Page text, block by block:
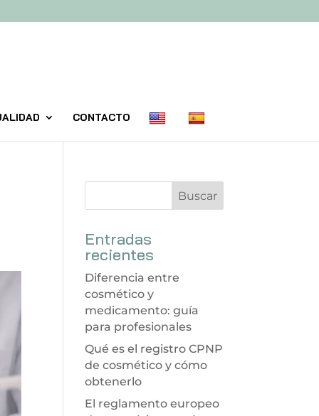
CONTACTO
Entradas
recientes
Diferencia entre
cosmético y
medicamento: guía
para profesionales
Qué es el registro CPNP
de cosmético y cómo
obtenerlo
El reglamento europeo